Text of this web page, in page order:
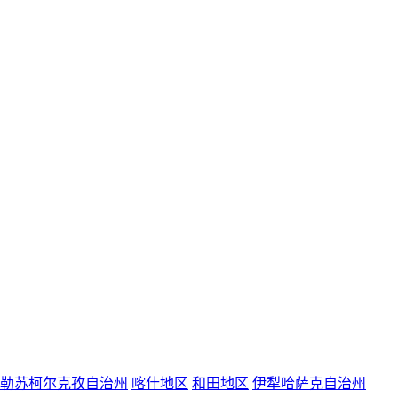
苏柯尔克孜自治州 喀什地区 和田地区 伊犁哈萨克自治州